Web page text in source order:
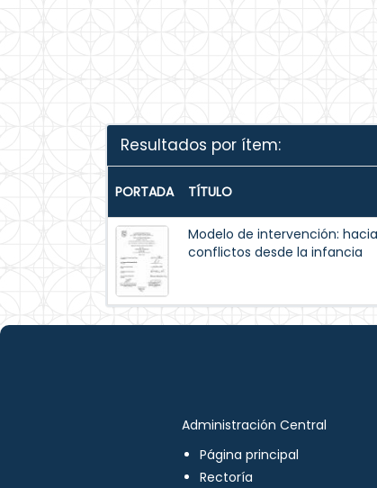
Resultados por ítem:
PORTADA TÍTULO
Modelo de intervención:
conflictos desde la infancia
Administración Central
Página principal
Rectoría